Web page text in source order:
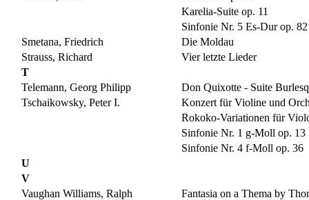
Karelia-Suite op. 11
Sinfonie Nr. 5 Es-Dur op. 82
Smetana, Friedrich
Die Moldau
Strauss, Richard
Vier letzte Lieder
T
Telemann, Georg Philipp
Don Quixotte - Suite
Tschaikowsky, Peter I.
Konzert für Violine und
Rokoko-Variationen für
Sinfonie Nr. 1 g-Moll op. 13
Sinfonie Nr. 4 f-Moll op. 36
U
V
Vaughan Williams, Ralph
Fantasia on a Thema by